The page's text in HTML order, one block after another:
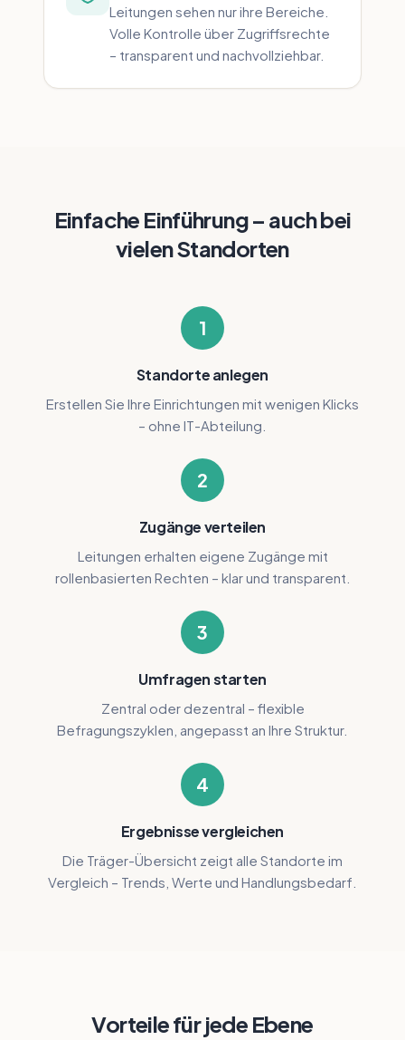
Leitungen sehen nur ihre Bereiche.
Volle Kontrolle über Zugriffsrechte
– transparent und nachvollziehbar.
Einfache Einführung – auch bei
vielen Standorten
1
Standorte anlegen
Erstellen Sie Ihre Einrichtungen mit wenigen Klicks
– ohne IT-Abteilung.
2
Zugänge verteilen
Leitungen erhalten eigene Zugänge mit
rollenbasierten Rechten – klar und transparent.
3
Umfragen starten
Zentral oder dezentral – flexible
Befragungszyklen, angepasst an Ihre Struktur.
4
Ergebnisse vergleichen
Die Träger-Übersicht zeigt alle Standorte im
Vergleich – Trends, Werte und Handlungsbedarf.
Vorteile für jede Ebene